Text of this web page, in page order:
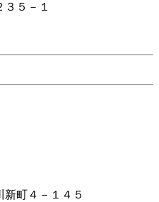
５－１
町４－１４５